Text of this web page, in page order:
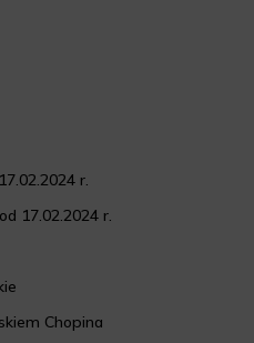
r.
17.02.2024 r.
Chopina